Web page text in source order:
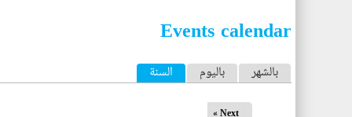
هنا
Events calendar
ا بالشهر باليوم السنة (علامة التبويب النشطة)